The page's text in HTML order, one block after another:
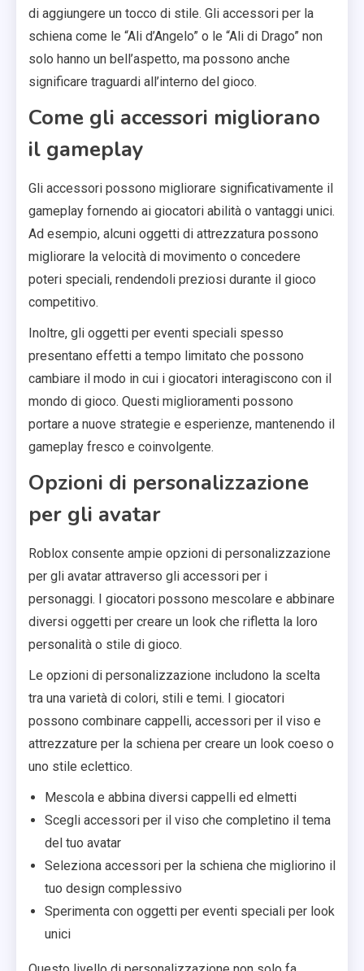
di aggiungere un tocco di stile. Gli accessori per la
schiena come le “Ali d’Angelo” o le “Ali di Drago” non
solo hanno un bell’aspetto, ma possono anche
significare traguardi all’interno del gioco.
Come gli accessori migliorano
il gameplay
Gli accessori possono migliorare significativamente il
gameplay fornendo ai giocatori abilità o vantaggi unici.
Ad esempio, alcuni oggetti di attrezzatura possono
migliorare la velocità di movimento o concedere
poteri speciali, rendendoli preziosi durante il gioco
competitivo.
Inoltre, gli oggetti per eventi speciali spesso
presentano effetti a tempo limitato che possono
cambiare il modo in cui i giocatori interagiscono con il
mondo di gioco. Questi miglioramenti possono
portare a nuove strategie e esperienze, mantenendo il
gameplay fresco e coinvolgente.
Opzioni di personalizzazione
per gli avatar
Roblox consente ampie opzioni di personalizzazione
per gli avatar attraverso gli accessori per i
personaggi. I giocatori possono mescolare e abbinare
diversi oggetti per creare un look che rifletta la loro
personalità o stile di gioco.
Le opzioni di personalizzazione includono la scelta
tra una varietà di colori, stili e temi. I giocatori
possono combinare cappelli, accessori per il viso e
attrezzature per la schiena per creare un look coeso o
uno stile eclettico.
Mescola e abbina diversi cappelli ed elmetti
Scegli accessori per il viso che completino il tema
del tuo avatar
Seleziona accessori per la schiena che migliorino il
tuo design complessivo
Sperimenta con oggetti per eventi speciali per look
unici